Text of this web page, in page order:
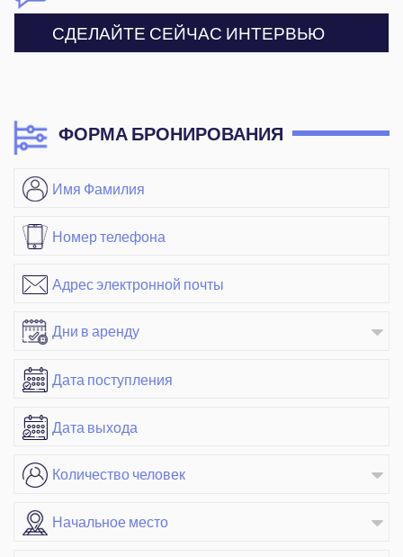
СДЕЛАЙТЕ СЕЙЧАС ИНТЕРВЬЮ
ФОРМА БРОНИРОВАНИЯ